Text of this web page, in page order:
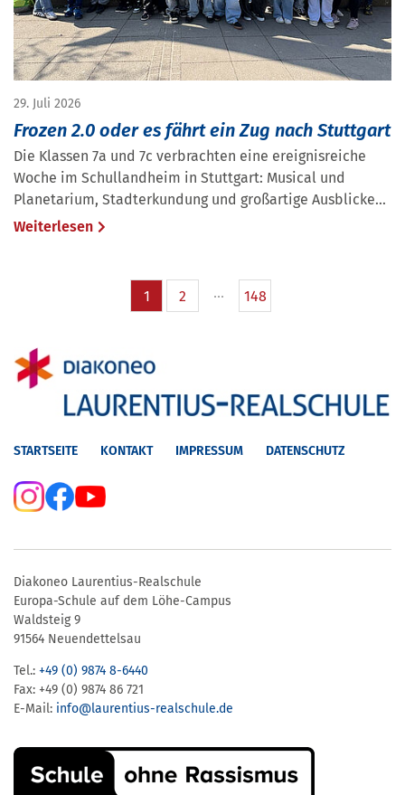
29. Juli 2026
Frozen 2.0 oder es fährt ein Zug nach Stuttgart
Die Klassen 7a und 7c verbrachten eine ereignisreiche
Woche im Schullandheim in Stuttgart: Musical und
Planetarium, Stadterkundung und großartige Ausblicke...
Weiterlesen
1 2 148
STARTSEITE KONTAKT IMPRESSUM DATENSCHUTZ
Diakoneo Laurentius-Realschule
Europa-Schule auf dem Löhe-Campus
Waldsteig 9
91564 Neuendettelsau
Tel.: +49 (0) 9874 8-6440
Fax: +49 (0) 9874 86 721
E-Mail: info@laurentius-realschule.de